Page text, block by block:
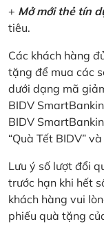
+ Mở mới thẻ tín
tiêu.
Các khách hàng
tặng để mua các
dưới dạng mã
BIDV
BIDV
“Quà Tết BIDV”
Lưu ý số lượt đổi
trước hạn khi hết
khách hàng vui
phiếu quà tặng